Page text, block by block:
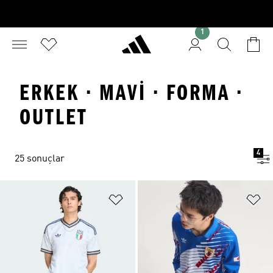
ERKEK · MAVI · FORMA ·
OUTLET
25 sonuçlar
4
Favori Listesine Ekle